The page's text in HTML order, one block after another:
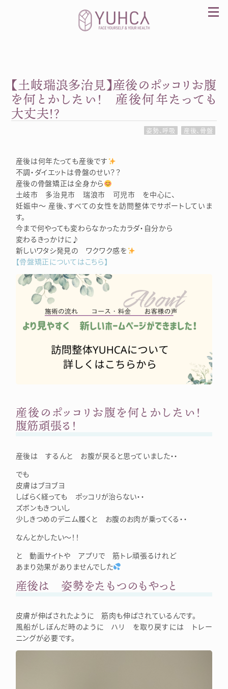
カラダを整え、習慣を変えて、心を前向きに。産
前産後訪問整体 YUHCA（ユウカ）
【土岐瑞浪多治見】産後のポッコリお腹
を何とかしたい！ 産後何年たっても
大丈夫！？
姿勢、呼吸 産後、骨盤
産後は何年たっても産後です
不調・ダイエットは骨盤のせい？？
産後の骨盤矯正は全身から
土岐市 多治見市 瑞浪市 可児市 を中心に、
妊娠中～ 産後、すべての女性を訪問整体でサポートしていま
す。
今まで何やっても変わらなかったカラダ・自分から
変わるきっかけに♪
新しいワタシ発見の ワクワク感を
【骨盤矯正についてはこちら】
産後のポッコリお腹を何とかしたい！
腹筋頑張る！
産後は するんと お腹が戻ると思っていました・・
でも
皮膚はブヨブヨ
しばらく経っても ポッコリが治らない・・
ズボンもきついし
少しきつめのデニム履くと お腹のお肉が乗ってくる・・
なんとかしたい～！！
と 動画サイトや アプリで 筋トレ頑張るけれど
あまり効果がありませんでした
産後は 姿勢をたもつのもやっと
皮膚が伸ばされたように 筋肉も伸ばされているんです。
風船がしぼんだ時のように ハリ を取り戻すには トレー
ニングが必要です。